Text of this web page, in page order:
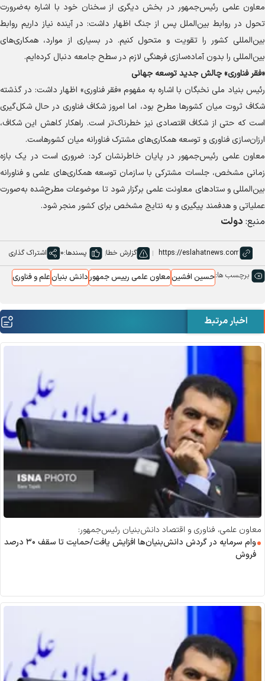
معاون علمی رئیس‌جمهور در بخش دیگری از سخنان خود با اشاره به‌ضرورت
تحول در روابط بین‌الملل پس از جنگ اظهار داشت: در آینده نیاز داریم روابط
بین‌المللی کشور را تقویت و متحول کنیم. در بسیاری از موارد، همکاری‌های
بین‌المللی را بدون آماده‌سازی فرهنگی لازم در سطح جامعه دنبال کرده‌ایم.
«فقر فناوری» چالش جدید توسعه جهانی
رئیس بنیاد ملی نخبگان با اشاره به مفهوم «فقر فناوری» اظهار داشت: در گذشته
شکاف ثروت میان کشور‌ها مطرح بود، اما امروز شکاف فناوری در حال شکل‌گیری
است که حتی از شکاف اقتصادی نیز خطرناک‌تر است. راهکار کاهش این شکاف،
ارزان‌سازی فناوری و توسعه همکاری‌های مشترک فناورانه میان کشورهاست.
معاون علمی رئیس‌جمهور در پایان خاطرنشان کرد: ضروری است در یک بازه
زمانی مشخص، جلسات مشترکی با سازمان توسعه همکاری‌های علمی و فناورانه
بین‌المللی و ستاد‌های معاونت علمی برگزار شود تا موضوعات مطرح‌شده به‌صورت
عملیاتی و هدفمند پیگیری و به نتایج مشخص برای کشور منجر شود.
منبع: دولت
گزارش خطا پسندها:0 اشتراک گذاری
برچسب ها:حسین افشینمعاون علمی رییس جمهور دانش بنیانعلم و فناوری
اخبار مرتبط
معاون علمی، فناوری و اقتصاد دانش‌بنیان رئیس‌جمهور:
وام سرمایه در گردش دانش‌بنیان‌ها افزایش یافت/حمایت تا سقف ۳۰ درصد
فروش